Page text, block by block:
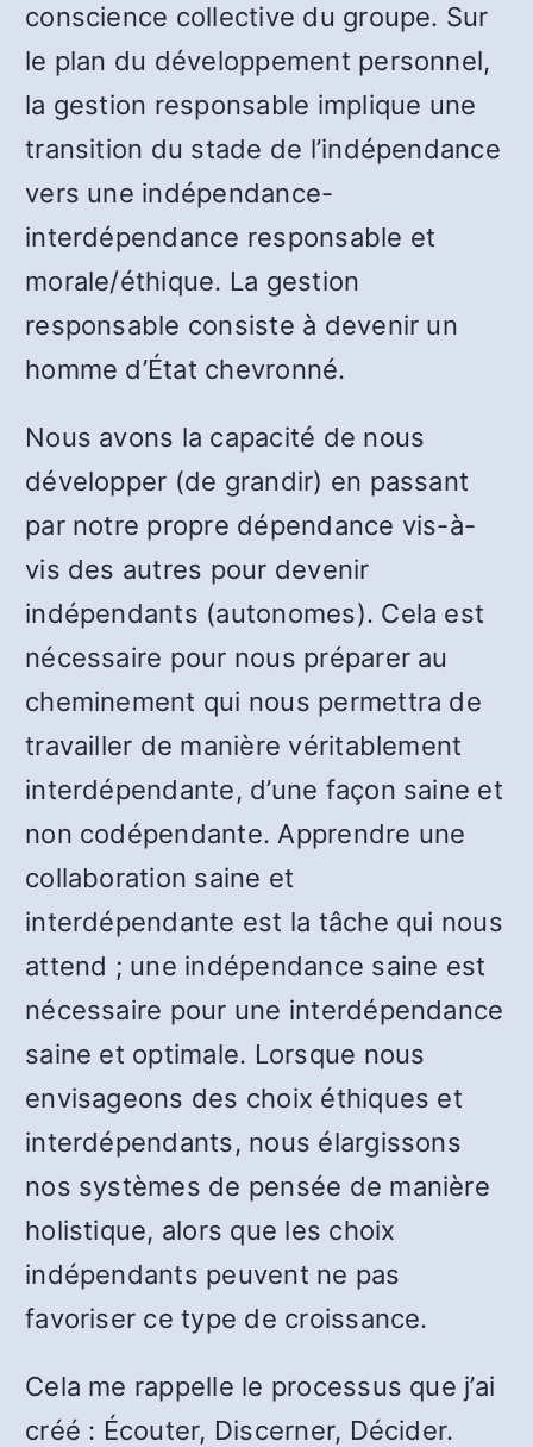
conscience collective du groupe. Sur
le plan du développement personnel,
la gestion responsable implique une
transition du stade de l’indépendance
vers une indépendance-
interdépendance responsable et
morale/éthique. La gestion
responsable consiste à devenir un
homme d’État chevronné.
Nous avons la capacité de nous
développer (de grandir) en passant
par notre propre dépendance vis-à-
vis des autres pour devenir
indépendants (autonomes). Cela est
nécessaire pour nous préparer au
cheminement qui nous permettra de
travailler de manière véritablement
interdépendante, d’une façon saine et
non codépendante. Apprendre une
collaboration saine et
interdépendante est la tâche qui nous
attend ; une indépendance saine est
nécessaire pour une interdépendance
saine et optimale. Lorsque nous
envisageons des choix éthiques et
interdépendants, nous élargissons
nos systèmes de pensée de manière
holistique, alors que les choix
indépendants peuvent ne pas
favoriser ce type de croissance.
Cela me rappelle le processus que j’ai
créé : Écouter, Discerner, Décider.